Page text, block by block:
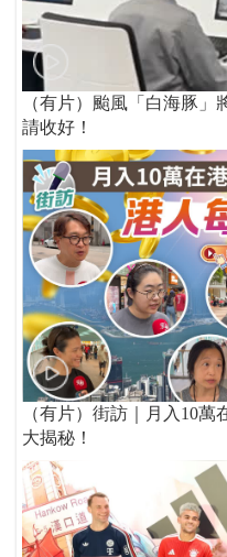
（有片）颱風「白海豚
請收好！
（有片）街訪｜月入10
大揭秘！